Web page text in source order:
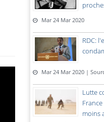
Mar 24 Mar 2020
RDC:
Mar 24 Mar 2020 |
Lutte
moins